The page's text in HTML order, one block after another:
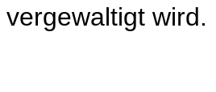
vergewaltigt wird.